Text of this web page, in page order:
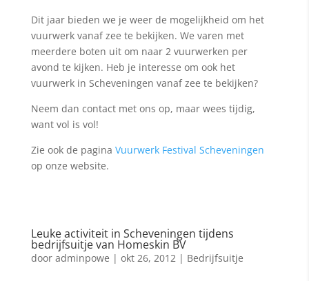
Dit jaar bieden we je weer de mogelijkheid om het
vuurwerk vanaf zee te bekijken. We varen met
meerdere boten uit om naar 2 vuurwerken per
avond te kijken. Heb je interesse om ook het
vuurwerk in Scheveningen vanaf zee te bekijken?
Neem dan contact met ons op, maar wees tijdig,
want vol is vol!
Zie ook de pagina Vuurwerk Festival Scheveningen
op onze website.
Leuke activiteit in Scheveningen tijdens
bedrijfsuitje van Homeskin BV
door adminpowe | okt 26, 2012| Bedrijfsuitje